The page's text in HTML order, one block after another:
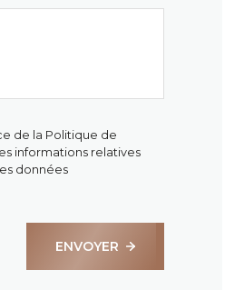
de la Politique de
informations relatives
données
ENVOYER